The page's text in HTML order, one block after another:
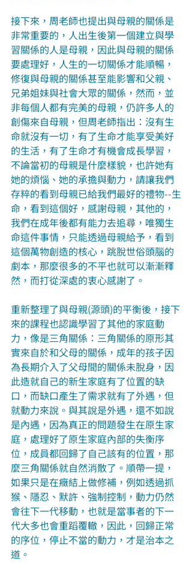
接下來，周老師也提出與母親的關係是
非常重要的，人出生後第一個建立與學
習關係的人是母親，因此與母親的關係
要處理好，人生的一切關係才能順暢，
修復與母親的關係甚至能影響和父親、
兄弟姐妹與社會大眾的關係，然而，並
非每個人都有完美的母親，仍許多人的
創傷來自母親，但周老師指出：沒有生
命就沒有一切，有了生命才能享受美好
的生活，有了生命才有機會成長學習，
不論當初的母親是什麼樣貌，也許她有
她的煩惱、她的承擔與動力，請讓我們
存粹的看到母親已給我們最好的禮物--生
命，看到這個好，感謝母親，其他的，
我們在成年後都有能力去追尋，唯獨生
命這件事情，只能透過母親給予，看到
這個萬物創造的核心，跳脫世俗頭腦的
劇本，那麼很多的不平也就可以漸漸釋
然，而打從深處的衷心感謝了。
重新整理了與母親(源頭)的平衡後，接下
來的課程也認識學習了其他的家庭動
力，像是三角關係：三角關係的原形其
實來自於和父母的關係，成年的孩子因
為長期介入了父母間的關係未脫身，因
此造就自己的新生家庭有了位置的缺
口，而缺口產生了需求就有了外遇，但
就動力來說。與其說是外遇，還不如說
是內遇，因為真正的問題發生在原生家
庭，處理好了原生家庭內部的失衡序
位，成員都回歸了自己該有的位置，那
麼三角關係就自然消散了。順帶一提，
如果只是在癥結上做修補，例如透過抓
猴、隱忍、默許、強制控制，動力仍然
會往下一代移動，也就是當事者的下一
代大多也會重蹈覆轍，因此，回歸正常
的序位，停止不當的動力，才是治本之
道。